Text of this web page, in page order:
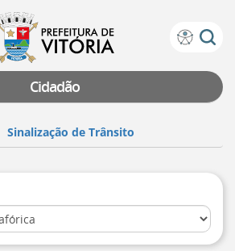
Cidadão
Sinalização de Trânsito